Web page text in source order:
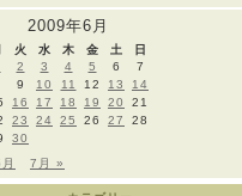
2009年6月
火 水 木 金 土
日
2 3 4 5 6
7
9 10 11 12 13
14
16 17 18 19 20
21
23 24 25 26 27
28
30
7月 »